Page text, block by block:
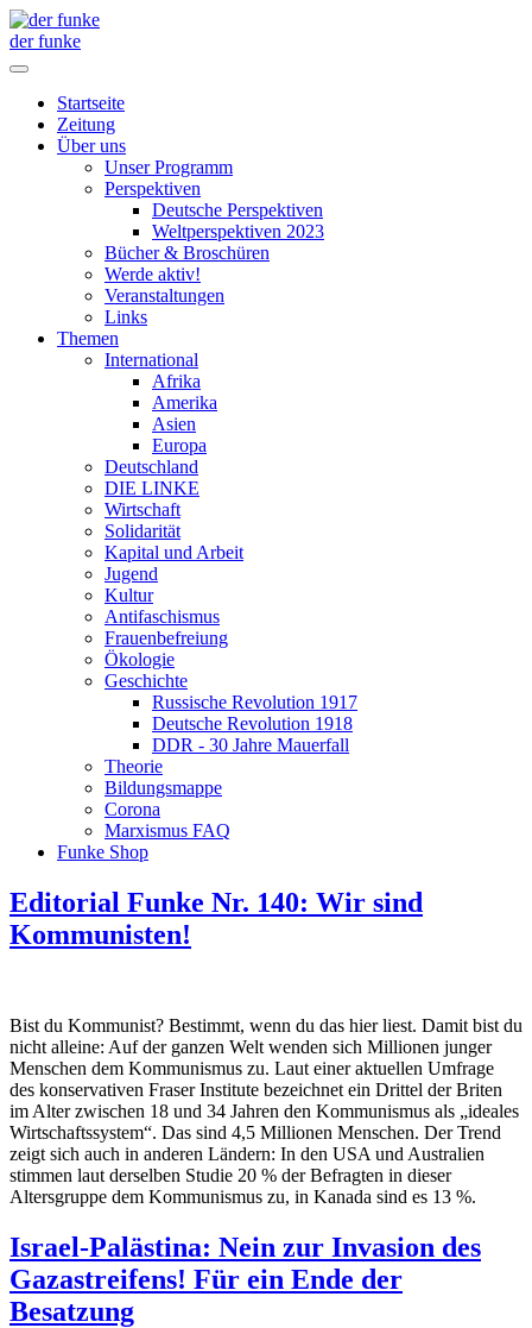
der funke
Startseite
Zeitung
Über uns
Unser Programm
Perspektiven
Deutsche Perspektiven
Weltperspektiven 2023
Bücher & Broschüren
Werde aktiv!
Veranstaltungen
Links
Themen
International
Afrika
Amerika
Asien
Europa
Deutschland
DIE LINKE
Wirtschaft
Solidarität
Kapital und Arbeit
Jugend
Kultur
Antifaschismus
Frauenbefreiung
Ökologie
Geschichte
Russische Revolution 1917
Deutsche Revolution 1918
DDR - 30 Jahre Mauerfall
Theorie
Bildungsmappe
Corona
Marxismus FAQ
Funke Shop
Editorial Funke Nr. 140: Wir sind
Kommunisten!
Bist du Kommunist? Bestimmt, wenn du das hier liest. Damit bist du
nicht alleine: Auf der ganzen Welt wenden sich Millionen junger
Menschen dem Kommunismus zu. Laut einer aktuellen Umfrage
des konservativen Fraser Institute bezeichnet ein Drittel der Briten
im Alter zwischen 18 und 34 Jahren den Kommunismus als „ideales
Wirtschaftssystem“. Das sind 4,5 Millionen Menschen. Der Trend
zeigt sich auch in anderen Ländern: In den USA und Australien
stimmen laut derselben Studie 20 % der Befragten in dieser
Altersgruppe dem Kommunismus zu, in Kanada sind es 13 %.
Israel-Palästina: Nein zur Invasion des
Gazastreifens! Für ein Ende der
Besatzung